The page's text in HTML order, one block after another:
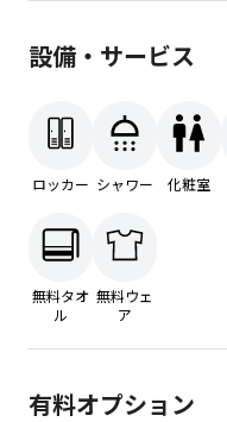
設備・サービス
ロッカー シャワー 化粧室
無料タオ
ル
無料ウェ
ア
有料オプション